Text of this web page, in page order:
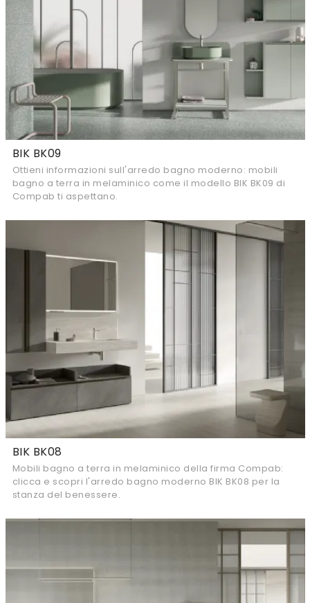
BIK BK09
Ottieni informazioni sull'arredo bagno moderno: mobili
bagno a terra in melaminico come il modello BIK BK09 di
Compab ti aspettano.
BIK BK08
Mobili bagno a terra in melaminico della firma Compab:
clicca e scopri l'arredo bagno moderno BIK BK08 per la
stanza del benessere.